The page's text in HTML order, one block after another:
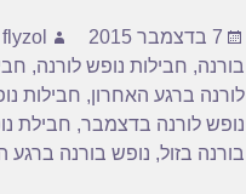
o
o
k
o
n
פורסם
בתאריך
7 בדצמבר 2015 מחבר
flyzol
בורנה, חבילות נופש לורנה,
לורנה ברגע האחרון, חבילות
נופש לורנה בדצמבר, חבילת
בורנה בזול, נופש בורנה ברגע